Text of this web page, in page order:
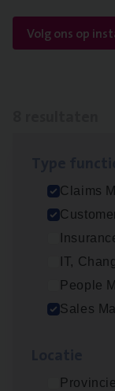
Volg ons op
Claims
IT,
People
Sales
Insu­ran­ce
Sales